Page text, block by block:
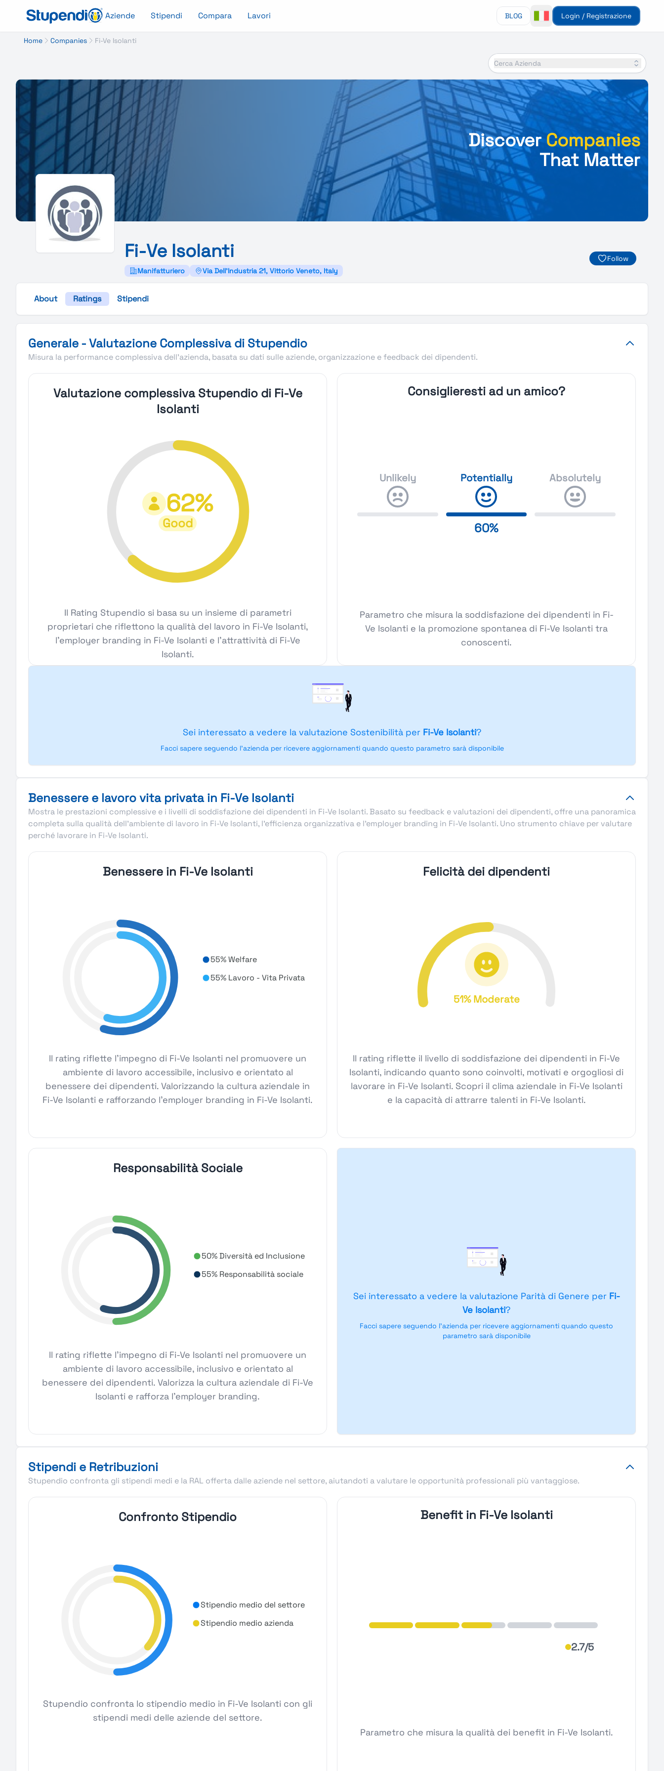
Aziende Stipendi Compara Lavori BLOG Login / Registrazione
Home Companies Fi-Ve Isolanti
Cerca Azienda
DiscoverCompanies
That Matter
Fi-Ve Isolanti
Manifatturiero Via Dell'Industria 21, Vittorio Veneto, Italy
Follow
About Ratings Stipendi
Generale - Valutazione Complessiva di Stupendio
Misura la performance complessiva dell'azienda, basata su dati sulle aziende, organizzazione e feedback dei dipendenti.
Valutazione complessiva Stupendio di Fi-Ve
Isolanti
62%
Good
Il Rating Stupendio si basa su un insieme di parametri
proprietari che riflettono la qualità del lavoro in Fi-Ve Isolanti,
l'employer branding in Fi-Ve Isolanti e l'attrattività di Fi-Ve
Isolanti.
Consiglieresti ad un amico?
Unlikely Potentially
60%
Absolutely
Parametro che misura la soddisfazione dei dipendenti in Fi-
Ve Isolanti e la promozione spontanea di Fi-Ve Isolanti tra
conoscenti.
Sei interessato a vedere la valutazione Sostenibilità per Fi-Ve Isolanti?
Facci sapere seguendo l'azienda per ricevere aggiornamenti quando questo parametro sarà disponibile
Benessere e lavoro vita privata in Fi-Ve Isolanti
Mostra le prestazioni complessive e i livelli di soddisfazione dei dipendenti in Fi-Ve Isolanti. Basato su feedback e valutazioni dei dipendenti, offre una panoramica
completa sulla qualità dell’ambiente di lavoro in Fi-Ve Isolanti, l’efficienza organizzativa e l’employer branding in Fi-Ve Isolanti. Uno strumento chiave per valutare
perché lavorare in Fi-Ve Isolanti.
Benessere in Fi-Ve Isolanti
55% Welfare
55% Lavoro - Vita Privata
Il rating riflette l'impegno di Fi-Ve Isolanti nel promuovere un
ambiente di lavoro accessibile, inclusivo e orientato al
benessere dei dipendenti. Valorizzando la cultura aziendale in
Fi-Ve Isolanti e rafforzando l'employer branding in Fi-Ve Isolanti.
Felicità dei dipendenti
51% Moderate
Il rating riflette il livello di soddisfazione dei dipendenti in Fi-Ve
Isolanti, indicando quanto sono coinvolti, motivati e orgogliosi di
lavorare in Fi-Ve Isolanti. Scopri il clima aziendale in Fi-Ve Isolanti
e la capacità di attrarre talenti in Fi-Ve Isolanti.
Responsabilità Sociale
50% Diversità ed Inclusione
55% Responsabilità sociale
Il rating riflette l'impegno di Fi-Ve Isolanti nel promuovere un
ambiente di lavoro accessibile, inclusivo e orientato al
benessere dei dipendenti. Valorizza la cultura aziendale di Fi-Ve
Isolanti e rafforza l'employer branding.
Sei interessato a vedere la valutazione Parità di Genere per Fi-
Ve Isolanti?
Facci sapere seguendo l'azienda per ricevere aggiornamenti quando questo
parametro sarà disponibile
Stipendi e Retribuzioni
Stupendio confronta gli stipendi medi e la RAL offerta dalle aziende nel settore, aiutandoti a valutare le opportunità professionali più vantaggiose.
Confronto Stipendio
Stipendio medio del settore
Stipendio medio azienda
Stupendio confronta lo stipendio medio in Fi-Ve Isolanti con gli
stipendi medi delle aziende del settore.
Benefit in Fi-Ve Isolanti
2.7/5
Parametro che misura la qualità dei benefit in Fi-Ve Isolanti.